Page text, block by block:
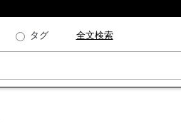
タグ 全文検索